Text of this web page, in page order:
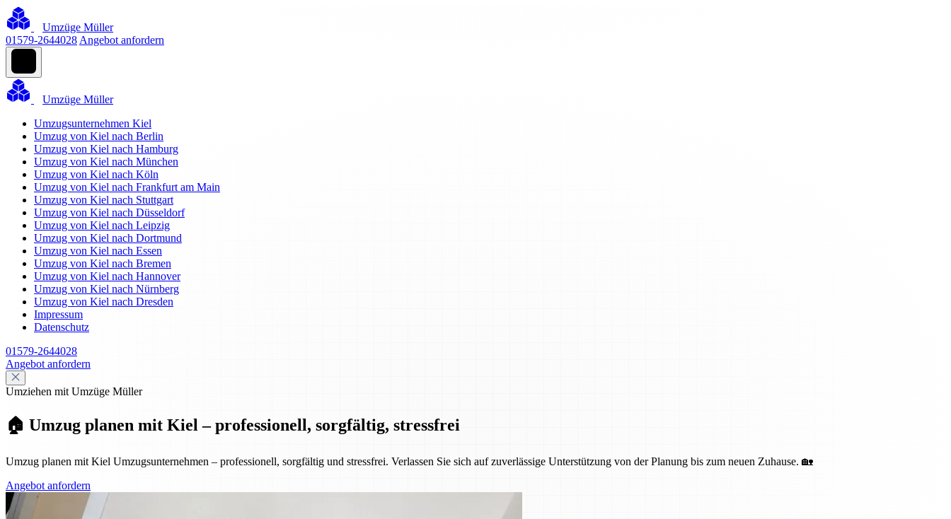
Umzüge Müller
01579-2644028 Angebot anfordern
Umzüge Müller
Umzugsunternehmen Kiel
Umzug von Kiel nach Berlin
Umzug von Kiel nach Hamburg
Umzug von Kiel nach München
Umzug von Kiel nach Köln
Umzug von Kiel nach Frankfurt am Main
Umzug von Kiel nach Stuttgart
Umzug von Kiel nach Düsseldorf
Umzug von Kiel nach Leipzig
Umzug von Kiel nach Dortmund
Umzug von Kiel nach Essen
Umzug von Kiel nach Bremen
Umzug von Kiel nach Hannover
Umzug von Kiel nach Nürnberg
Umzug von Kiel nach Dresden
Impressum
Datenschutz
01579-2644028
Angebot anfordern
Umziehen mit Umzüge Müller
🏠 Umzug planen mit Kiel – professionell, sorgfältig, stressfrei
Umzug planen mit Kiel Umzugsunternehmen – professionell, sorgfältig und stressfrei. Verlassen Sie sich auf zuverlässige Unterstützung von der Planung bis zum neuen Zuhause. 🏡
Angebot anfordern